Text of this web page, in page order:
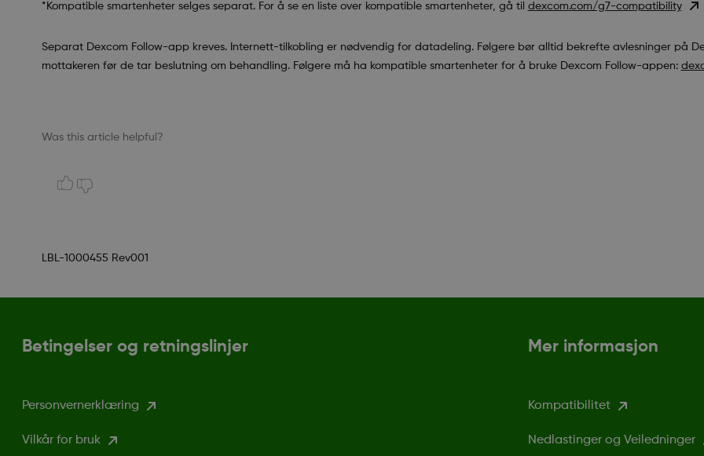
*Kompatible smartenheter selges separat. For å se en liste over kompatible smartenheter, gå til dexcom.com/g7-compatibility
Separat Dexcom Follow-app kreves. Internett-tilkobling er nødvendig for datadeling. Følgere bør alltid bekrefte avlesninger på
mottakeren før de tar beslutning om behandling. Følgere må ha kompatible smartenheter for å bruke Dexcom Follow-appen:
Was this article helpful?
LBL-1000455 Rev001
Betingelser og retningslinjer
Personvernerklæring
Vilkår for bruk
Mer informasjon
Kompatibilitet
Nedlastinger og Veiledninger